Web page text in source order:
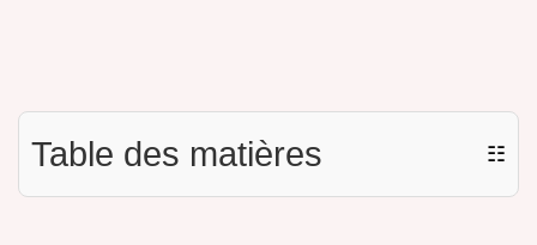
Table des matières ☷